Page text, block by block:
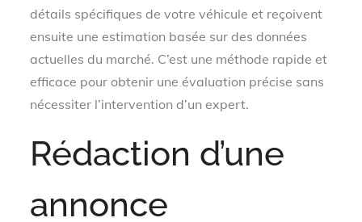
détails spécifiques de votre véhicule et reçoivent
ensuite une estimation basée sur des données
actuelles du marché. C’est une méthode rapide et
efficace pour obtenir une évaluation précise sans
nécessiter l’intervention d’un expert.
Rédaction d’une
annonce